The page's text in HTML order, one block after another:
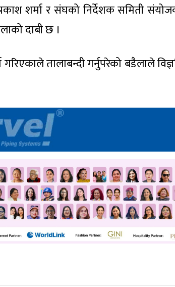
शर्मा र संघको निर्देशक समिती
दाबी छ ।
तालाबन्दी गर्नुपरेको बडैलाले